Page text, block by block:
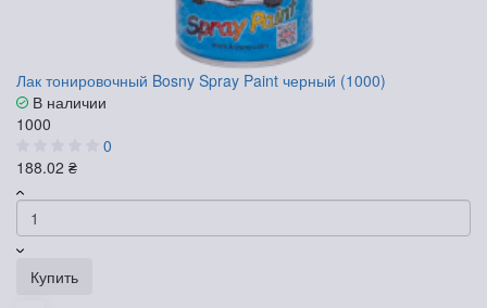
Лак тонировочный Bosny Spray Paint черный (1000)
В наличии
1000
0
188.02 ₴
Купить